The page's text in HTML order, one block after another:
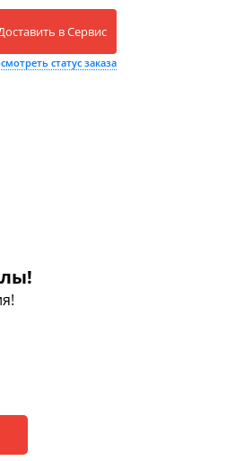
в Сервис
статус заказа